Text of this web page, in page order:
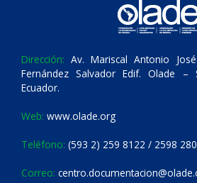
Dirección: Av. Mariscal Antonio
Fernández Salvador Edif. Olade
Ecuador.
Web: www.olade.org
Teléfono: (593 2) 259 8122 / 2598 280
Correo: